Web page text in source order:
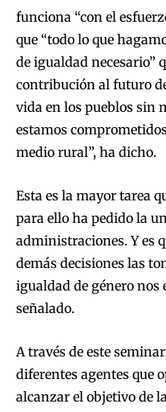
funciona “con el
que “todo lo que
de igualdad necesario”
contribución al futuro
vida en los pueblos sin
estamos
medio rural”, ha dicho.
Esta es la mayor tarea
para ello ha pedido la
administraciones. Y es
demás decisiones las
igualdad de género nos
señalado.
A través de este
diferentes agentes que
alcanzar el objetivo de